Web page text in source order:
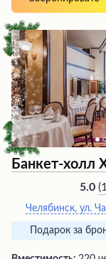
разнообразие
оставят
Интерьер
уюта и
Банкет-холл
5.0 (
Челябинск, ул.
Подарок за